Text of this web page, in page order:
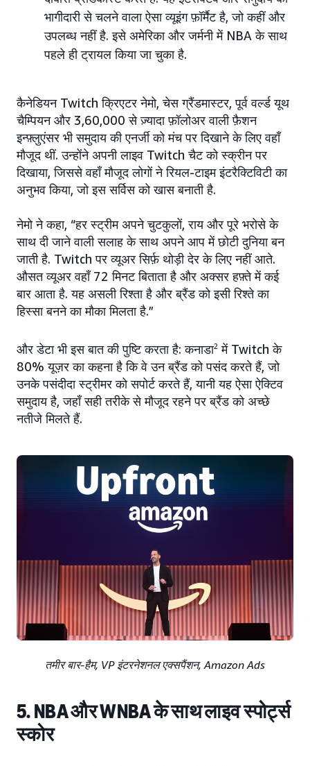
भागीदारी से चलने वाला ऐसा व्यूइंग फ़ॉर्मैट है, जो कहीं और
उपलब्ध नहीं है. इसे अमेरिका और जर्मनी में NBA के साथ
पहले ही ट्रायल किया जा चुका है.
कैनेडियन Twitch क्रिएटर नेमो, चेस ग्रैंडमास्टर, पूर्व वर्ल्ड यूथ
चैम्पियन और 3,60,000 से ज़्यादा फ़ॉलोअर वाली फ़ैशन
इन्फ़्लुएंसर भी समुदाय की एनर्जी को मंच पर दिखाने के लिए वहाँ
मौजूद थीं. उन्होंने अपनी लाइव Twitch चैट को स्क्रीन पर
दिखाया, जिससे वहाँ मौजूद लोगों ने रियल-टाइम इंटरैक्टिविटी का
अनुभव किया, जो इस सर्विस को खास बनाती है.
नेमो ने कहा, “हर स्ट्रीम अपने चुटकुलों, राय और पूरे भरोसे के
साथ दी जाने वाली सलाह के साथ अपने आप में छोटी दुनिया बन
जाती है. Twitch पर व्यूअर सिर्फ़ थोड़ी देर के लिए नहीं आते.
औसत व्यूअर वहाँ 72 मिनट बिताता है और अक्सर हफ़्ते में कई
बार आता है. यह असली रिश्ता है और ब्रैंड को इसी रिश्ते का
हिस्सा बनने का मौका मिलता है.”
और डेटा भी इस बात की पुष्टि करता है: कनाडा2 में Twitch के
80% यूज़र का कहना है कि वे उन ब्रैंड को पसंद करते हैं, जो
उनके पसंदीदा स्ट्रीमर को सपोर्ट करते हैं, यानी यह ऐसा ऐक्टिव
समुदाय है, जहाँ सही तरीके से मौजूद रहने पर ब्रैंड को अच्छे
नतीजे मिलते हैं.
तमीर बार-हैम, VP इंटरनेशनल एक्सपैंशन, Amazon Ads
5. NBA और WNBA के साथ लाइव स्पोर्ट्स
स्कोर